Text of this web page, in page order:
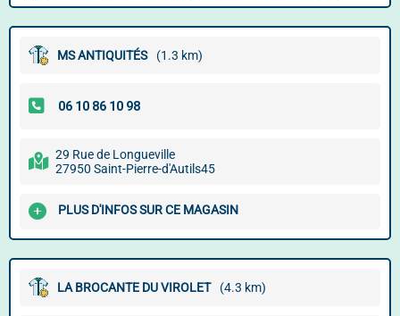
MS ANTIQUITÉS (1.3 km)
29 Rue de Longueville
27950 Saint-Pierre-d'Autils45
PLUS D'INFOS SUR CE MAGASIN
LA BROCANTE DU VIROLET (4.3 km)